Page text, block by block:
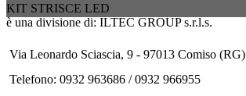
KIT STRISCE LED
è una divisione di: ILTEC GROUP s.r.l.s.
Via Leonardo Sciascia, 9 - 97013 Comiso (RG)
Telefono: 0932 963686 / 0932 966955